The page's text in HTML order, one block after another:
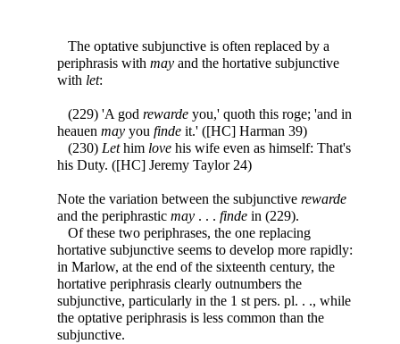
The optative subjunctive is often replaced by a
periphrasis with may and the hortative subjunctive
with let:
(229) 'A god rewarde you,' quoth this roge; 'and in
heauen may you finde it.' ([HC] Harman 39)
(230) Lethim love his wife even as himself: That's
his Duty. ([HC] Jeremy Taylor 24)
Note the variation between the subjunctive rewarde
and the periphrastic may . . . finde in (229).
Of these two periphrases, the one replacing
hortative subjunctive seems to develop more rapidly:
in Marlow, at the end of the sixteenth century, the
hortative periphrasis clearly outnumbers the
subjunctive, particularly in the 1 st pers. pl. . ., while
the optative periphrasis is less common than the
subjunctive.